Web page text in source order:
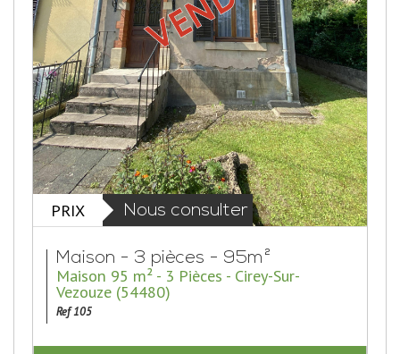
PRIX Nous consulter
Maison - 3 pièces - 95m²
Maison 95 m² - 3 Pièces - Cirey-Sur-
Vezouze (54480)
Ref 105